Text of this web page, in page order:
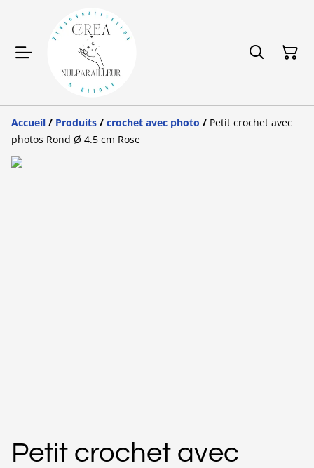
Accueil / Produits / crochet avec photo / Petit crochet avec
photos Rond Ø 4.5 cm Rose
Petit crochet avec